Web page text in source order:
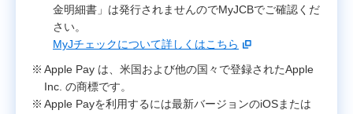
金明細書」は発行されませんのでMyJCBでご確認くだ
さい。
MyJチェックについて詳しくはこちら
Apple Pay は、米国および他の国々で登録されたApple
Inc. の商標です。
Apple Payを利用するには最新バージョンのiOSまたは